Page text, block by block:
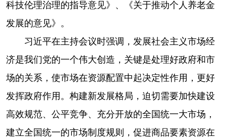
科技伦理治理的指导意见》、《关于推动个人养老金
发展的意见》。
习近平在主持会议时强调，发展社会主义市场经
济是我们党的一个伟大创造，关键是处理好政府和市
场的关系，使市场在资源配置中起决定性作用，更好
发挥政府作用。构建新发展格局，迫切需要加快建设
高效规范、公平竞争、充分开放的全国统一大市场，
建立全国统一的市场制度规则，促进商品要素资源在